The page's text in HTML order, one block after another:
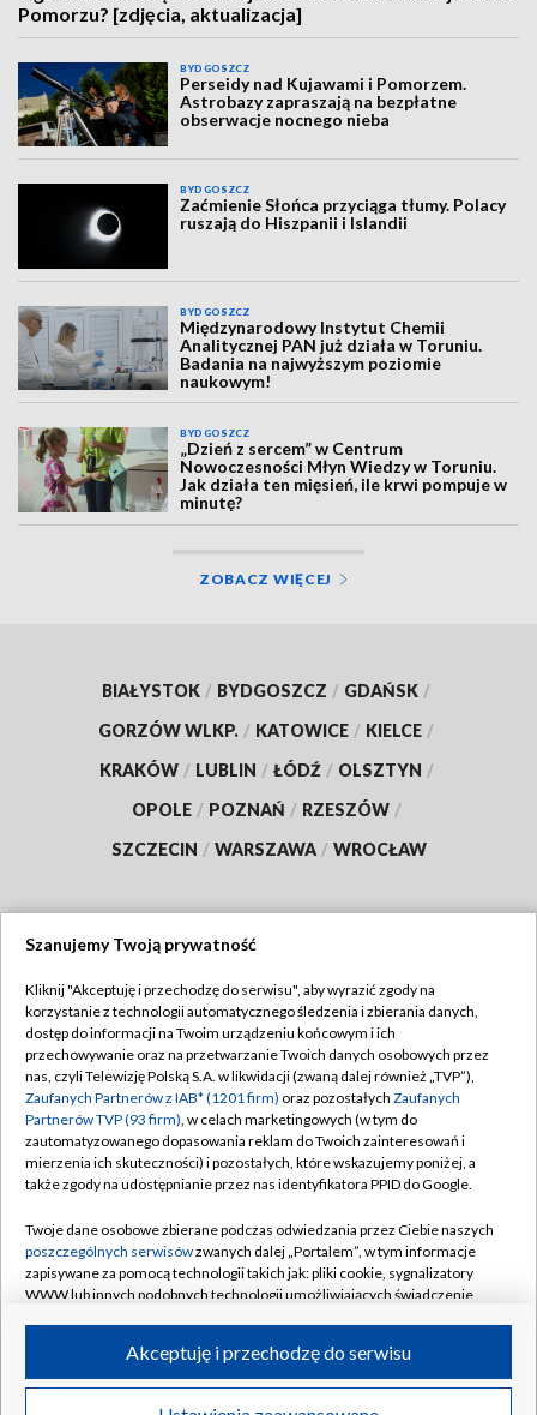
Pomorzu? [zdjęcia, aktualizacja]
BYDGOSZCZ
Perseidy nad Kujawami i Pomorzem.
Astrobazy zapraszają na bezpłatne
obserwacje nocnego nieba
BYDGOSZCZ
Zaćmienie Słońca przyciąga tłumy. Polacy
ruszają do Hiszpanii i Islandii
BYDGOSZCZ
Międzynarodowy Instytut Chemii
Analitycznej PAN już działa w Toruniu.
Badania na najwyższym poziomie
naukowym!
BYDGOSZCZ
„Dzień z sercem” w Centrum
Nowoczesności Młyn Wiedzy w Toruniu.
Jak działa ten mięsień, ile krwi pompuje w
minutę?
ZOBACZ WIĘCEJ
BIAŁYSTOK / BYDGOSZCZ / GDAŃSK /
GORZÓW WLKP. / KATOWICE / KIELCE /
KRAKÓW / LUBLIN / ŁÓDŹ / OLSZTYN /
OPOLE / POZNAŃ / RZESZÓW /
SZCZECIN / WARSZAWA / WROCŁAW
TVP
Abonament TVP
Emisja w TVP
Centrum informacji TVP
Naziemna Telewizja Cyfrowa
Rada Programowa
System NOS
Informacje o nadawcy
Program dla prasy
Regulamin TVP
Polityka prywatności
Moje zgody
Pomoc
Kontakt
Kanały
©2026 Telewizja Polska S.A. w likwidacji
Szanujemy Twoją prywatność
Kliknij "Akceptuję i przechodzę do serwisu", aby wyrazić zgody na
korzystanie z technologii automatycznego śledzenia i zbierania danych,
dostęp do informacji na Twoim urządzeniu końcowym i ich
przechowywanie oraz na przetwarzanie Twoich danych osobowych przez
nas, czyli Telewizję Polską S.A. w likwidacji (zwaną dalej również „TVP”),
Zaufanych Partnerów z IAB* (1201 firm) oraz pozostałych Zaufanych
Partnerów TVP (93 firm), w celach marketingowych (w tym do
zautomatyzowanego dopasowania reklam do Twoich zainteresowań i
mierzenia ich skuteczności) i pozostałych, które wskazujemy poniżej, a
także zgody na udostępnianie przez nas identyfikatora PPID do Google.
Twoje dane osobowe zbierane podczas odwiedzania przez Ciebie naszych
poszczególnych serwisówzwanych dalej „Portalem”, w tym informacje
zapisywane za pomocą technologii takich jak: pliki cookie, sygnalizatory
WWW lub innych podobnych technologii umożliwiających świadczenie
ruchu w Internecie.
Twoje dane osobowe zbierane podczas odwiedzania przez Ciebie
Akceptuję i przechodzę do serwisu